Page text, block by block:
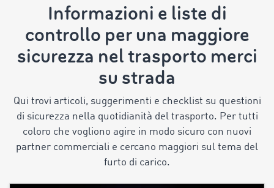
Informazioni e liste di
controllo per una maggiore
sicurezza nel trasporto merci
su strada
Qui trovi articoli, suggerimenti e checklist su questioni
di sicurezza nella quotidianità del trasporto. Per tutti
coloro che vogliono agire in modo sicuro con nuovi
partner commerciali e cercano maggiori sul tema del
furto di carico.